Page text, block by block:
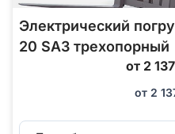
Электрический
20 SA3 трехопорный
от 2
от 2